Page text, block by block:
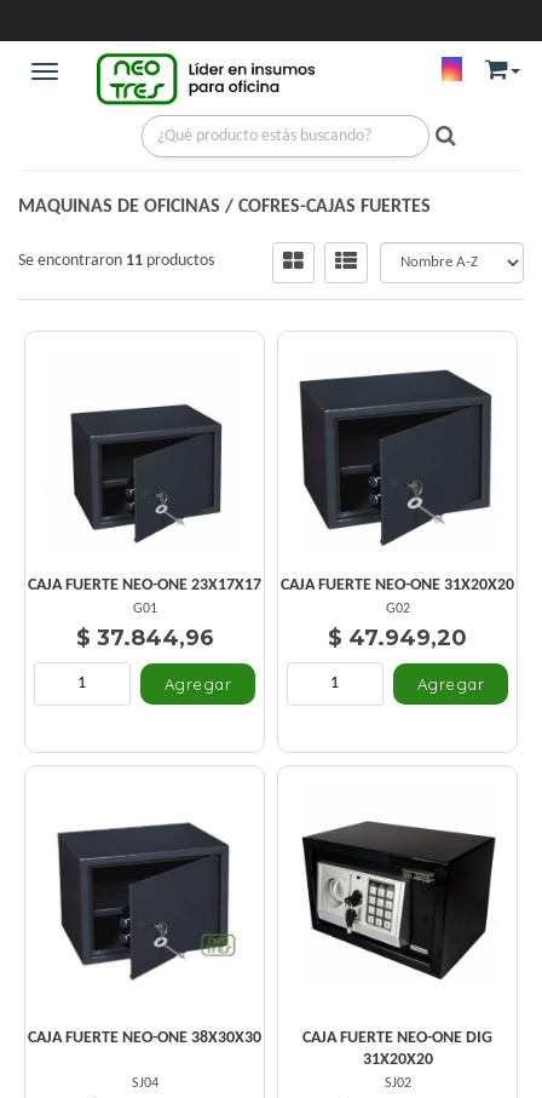
Toggle navigation
MAQUINAS DE OFICINAS / COFRES-CAJAS FUERTES
Se encontraron 11 productos
CAJA FUERTE NEO-ONE 23X17X17
G01
$ 37.844,96
CAJA FUERTE NEO-ONE 31X20X20
G02
$ 47.949,20
CAJA FUERTE NEO-ONE 38X30X30
SJ04
CAJA FUERTE NEO-ONE DIG
31X20X20
SJ02